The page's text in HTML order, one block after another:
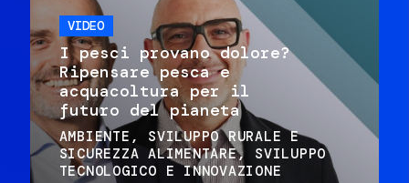
VIDEO
I pesci provano dolore?
Ripensare pesca e
acquacoltura per il
futuro del pianeta
AMBIENTE
SVILUPPO RURALE E
SICUREZZA ALIMENTARE
SVILUPPO
TECNOLOGICO E INNOVAZIONE